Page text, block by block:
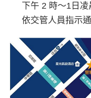
下午 2 時～1日
依交管人員指示